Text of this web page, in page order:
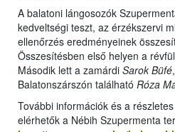
A balatoni lángosozók
kedveltségi teszt, az érzékszervi
ellenőrzés eredményeinek
Összesítésben első helyen a
Második lett a zamárdi Sarok Büfé
Balatonszárszón található Róza
További információk és a
elérhetők a Nébih Szupermenta